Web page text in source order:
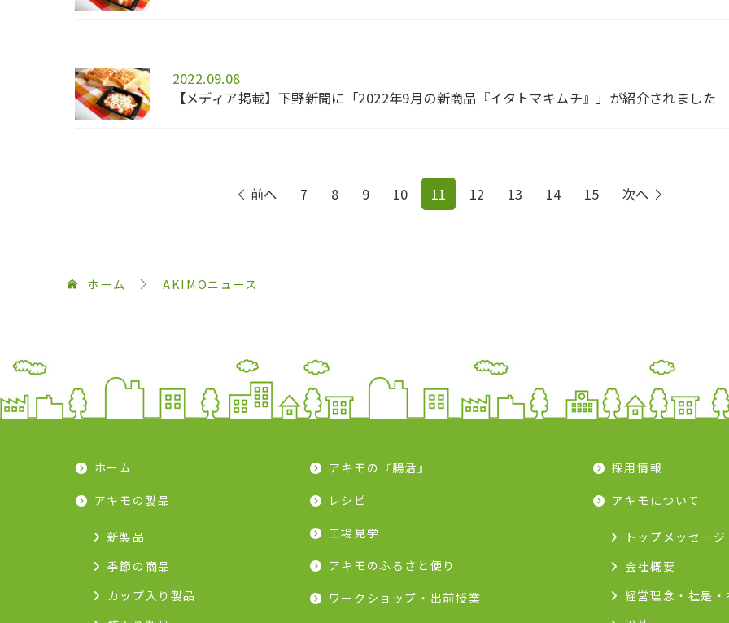
2022.09.08
【メディア掲載】下野新聞に「2022年9月の新商品『イタトマキムチ』」が紹介されました
前へ 7 8 9 10 11 12 13 14 15 次へ
ホーム AKIMOニュース
ホーム
アキモの製品
新製品
季節の商品
カップ入り製品
アキモの『腸活』
レシピ
工場見学
アキモのふるさと便り
ワークショップ・出前授業
採用情報
アキモについて
トップメッセージ
会社概要
経営理念・社是・